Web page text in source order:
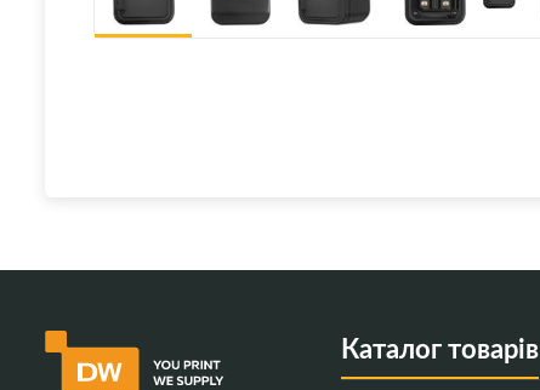
Каталог товарів